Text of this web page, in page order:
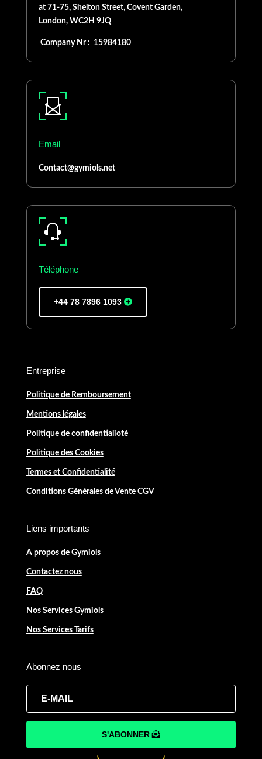
at 71-75, Shelton Street, Covent Garden,
London, WC2H 9JQ
Company Nr : 15984180
Email
Contact@gymiols.net
Téléphone
+44 78 7896 1093
Entreprise
Politique de Remboursement
Mentions légales
Politique de confidentialioté
Politique des Cookies
Termes et Confidentialité
Conditions Générales de Vente CGV
Liens importants
A propos de Gymiols
Contactez nous
FAQ
Nos Services Gymiols
Nos Services Tarifs
Abonnez nous
S'ABONNER